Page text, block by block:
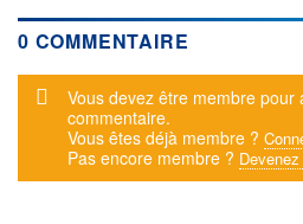
0 COMMENTAIRE
Message d'alerte
Vous devez être membre pour
commentaire.
Vous êtes déjà membre ?
Pas encore membre ?